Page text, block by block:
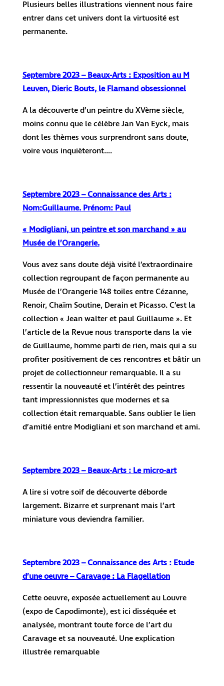
Plusieurs belles illustrations viennent nous faire
entrer dans cet univers dont la virtuosité est
permanente.
Septembre 2023 – Beaux-Arts : Exposition au M
Leuven, Dieric Bouts, le Flamand obsessionnel
A la découverte d’un peintre du XVème siècle,
moins connu que le célèbre Jan Van Eyck, mais
dont les thèmes vous surprendront sans doute,
voire vous inquièteront….
Septembre 2023 – Connaissance des Arts :
Nom:Guillaume. Prénom: Paul
« Modigliani, un peintre et son marchand » au
Musée de l’Orangerie.
Vous avez sans doute déjà visité l’extraordinaire
collection regroupant de façon permanente au
Musée de l’Orangerie 148 toiles entre Cézanne,
Renoir, Chaïm Soutine, Derain et Picasso. C’est la
collection « Jean walter et paul Guillaume ». Et
l’article de la Revue nous transporte dans la vie
de Guillaume, homme parti de rien, mais qui a su
profiter positivement de ces rencontres et bâtir un
projet de collectionneur remarquable. Il a su
ressentir la nouveauté et l’intérêt des peintres
tant impressionnistes que modernes et sa
collection était remarquable. Sans oublier le lien
d’amitié entre Modigliani et son marchand et ami.
Septembre 2023 – Beaux-Arts : Le micro-art
A lire si votre soif de découverte déborde
largement. Bizarre et surprenant mais l’art
miniature vous deviendra familier.
Septembre 2023 – Connaissance des Arts : Etude
d’une oeuvre – Caravage : La Flagellation
Cette oeuvre, exposée actuellement au Louvre
(expo de Capodimonte), est ici disséquée et
analysée, montrant toute force de l’art du
Caravage et sa nouveauté. Une explication
illustrée remarquable